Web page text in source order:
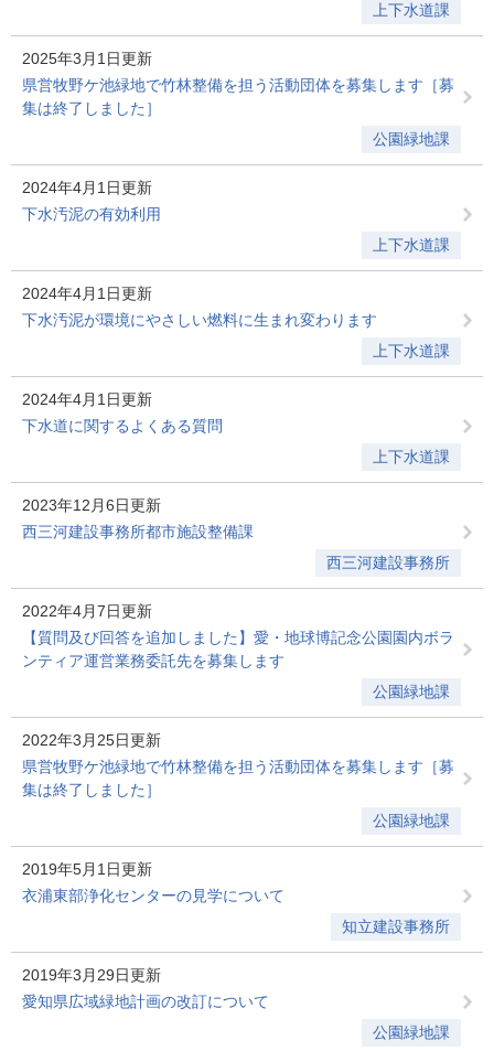
上下水道課
2025年3月1日更新
県営牧野ケ池緑地で竹林整備を担う活動団体を募集します［募
集は終了しました］
公園緑地課
2024年4月1日更新
下水汚泥の有効利用
上下水道課
2024年4月1日更新
下水汚泥が環境にやさしい燃料に生まれ変わります
上下水道課
2024年4月1日更新
下水道に関するよくある質問
上下水道課
2023年12月6日更新
西三河建設事務所都市施設整備課
西三河建設事務所
2022年4月7日更新
【質問及び回答を追加しました】愛・地球博記念公園園内ボラ
ンティア運営業務委託先を募集します
公園緑地課
2022年3月25日更新
県営牧野ケ池緑地で竹林整備を担う活動団体を募集します［募
集は終了しました］
公園緑地課
2019年5月1日更新
衣浦東部浄化センターの見学について
知立建設事務所
2019年3月29日更新
愛知県広域緑地計画の改訂について
公園緑地課